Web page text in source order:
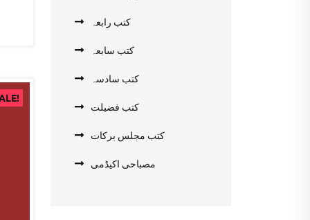
کتب رابعہ
کتب سابعہ
کتب سادسہ
کتب فضیلت
کتب مجلس برکات
مصباحی اکیڈمی